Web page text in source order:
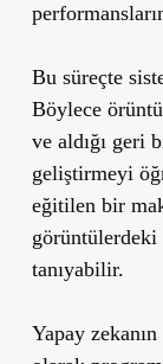
Bu süreçte
Böylece
ve aldığı geri
geliştirmeyi
eğitilen bir
görüntülerdeki
tanıyabilir.
Yapay